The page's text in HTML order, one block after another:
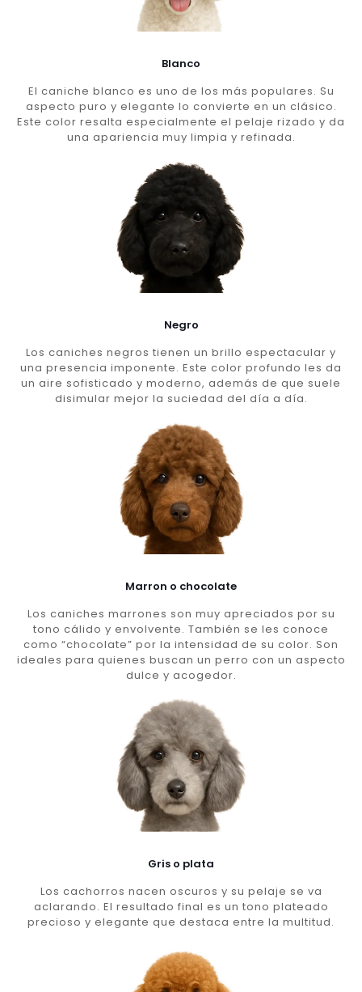
Blanco
El caniche blanco es uno de los más populares. Su
aspecto puro y elegante lo convierte en un clásico.
Este color resalta especialmente el pelaje rizado y da
una apariencia muy limpia y refinada.
Negro
Los caniches negros tienen un brillo espectacular y
una presencia imponente. Este color profundo les da
un aire sofisticado y moderno, además de que suele
disimular mejor la suciedad del día a día.
Marron o chocolate
Los caniches marrones son muy apreciados por su
tono cálido y envolvente. También se les conoce
como “chocolate” por la intensidad de su color. Son
ideales para quienes buscan un perro con un aspecto
dulce y acogedor.
Gris o plata
Los cachorros nacen oscuros y su pelaje se va
aclarando. El resultado final es un tono plateado
precioso y elegante que destaca entre la multitud.